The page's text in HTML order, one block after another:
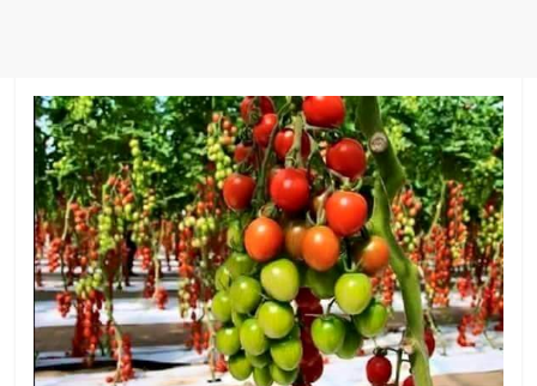
berkualitas
karena
menereapkan
standar
jurnalisme
dalam
setiap
liputan
peristiwa
dan